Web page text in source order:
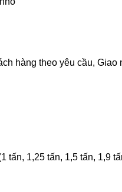
hàng theo yêu cầu, Giao
tấn, 1,25 tấn, 1,5 tấn, 1,9